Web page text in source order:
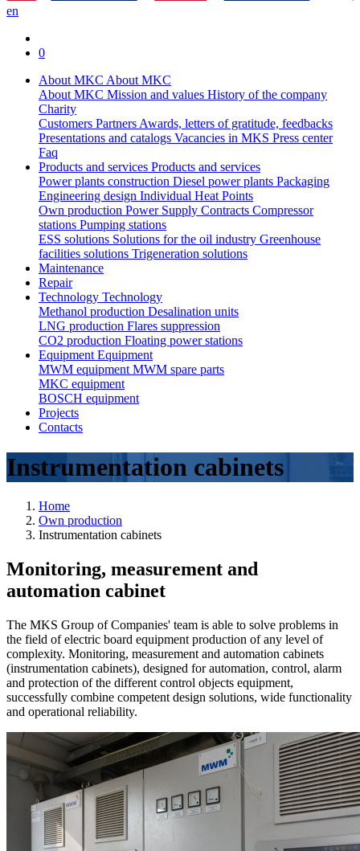
en
0
About MKC About MKC
About MKC Mission and values History of the company
Charity
Customers PartnersAwards, letters of gratitude, feedbacks
Presentations and catalogs Vacancies in MKS Press center
Faq
Products and services Products and services
Power plants construction Diesel power plants Packaging
Engineering design Individual Heat Points
Own production Power Supply Contracts Compressor
stations Pumping stations
ESS solutions Solutions for the oil industry Greenhouse
facilities solutions Trigeneration solutions
Maintenance
Repair
Technology Technology
Methanol production Desalination units
LNG production Flares suppression
СО2 production Floating power stations
EquipmentEquipment
MWM equipmentMWM spare parts
MKC equipment
BOSCH equipment
Projects
Contacts
Instrumentation cabinets
Home
Own production
Instrumentation cabinets
Monitoring, measurement and
automation cabinet
The MKS Group of Companies' team is able to solve problems in
the field of electric board equipment production of any level of
complexity. Monitoring, measurement and automation cabinets
(instrumentation cabinets), designed for automation, control, alarm
and protection of the different control objects equipment,
successfully combine competent design solutions, wide functionality
and operational reliability.